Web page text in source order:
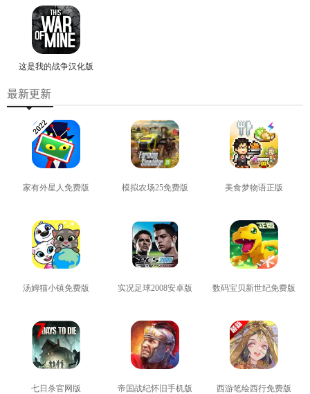
这是我的战争汉化版
最新更新
家有外星人免费版 模拟农场25免费版 美食梦物语正版
汤姆猫小镇免费版 实况足球2008安卓版 数码宝贝新世纪免费版
七日杀官网版 帝国战纪怀旧手机版 西游笔绘西行免费版